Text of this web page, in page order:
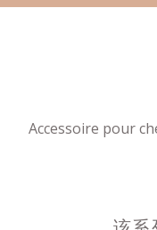
Accessoire pour